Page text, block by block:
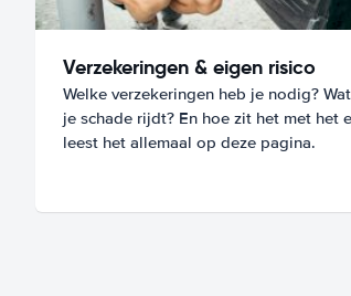
Verzekeringen & eigen risico
Welke verzekeringen heb je nodig?
je schade rijdt? En hoe zit het met het
leest het allemaal op deze pagina.